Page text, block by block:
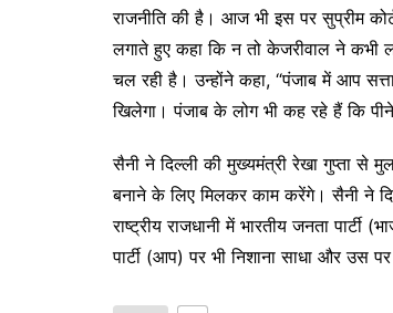
राजनीति की है। आज भी इस पर सुप्रीम
लगाते हुए कहा कि न तो केजरीवाल ने कभी
चल रही है। उन्होंने कहा, “पंजाब में आप
खिलेगा। पंजाब के लोग भी कह रहे हैं कि पीने
सैनी ने दिल्ली की मुख्यमंत्री रेखा गुप्ता से
बनाने के लिए मिलकर काम करेंगे। सैनी ने
राष्ट्रीय राजधानी में भारतीय जनता
पार्टी (आप) पर भी निशाना साधा और उस